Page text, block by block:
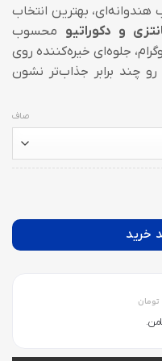
بهترین انتخاب
و دکوراتیو محسوب
جلوه‌ای خیره‌کننده روی
چند برابر جذاب‌تر نشون
صاف
خرید
تومان